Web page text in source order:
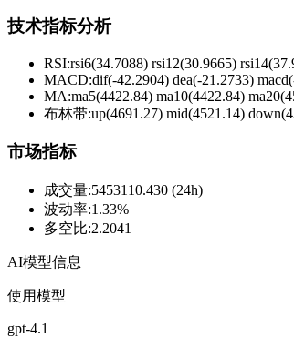
技术指标分析
RSI:rsi6(34.7088) rsi12(30.9665)
MACD:dif(-42.2904) dea(-21.2733)
MA:ma5(4422.84) ma10(4422.84)
布林带:up(4691.27) mid(4521.14)
市场指标
成交量:5453110.430 (24h)
波动率:1.33%
多空比:2.2041
AI模型信息
使用模型
gpt-4.1